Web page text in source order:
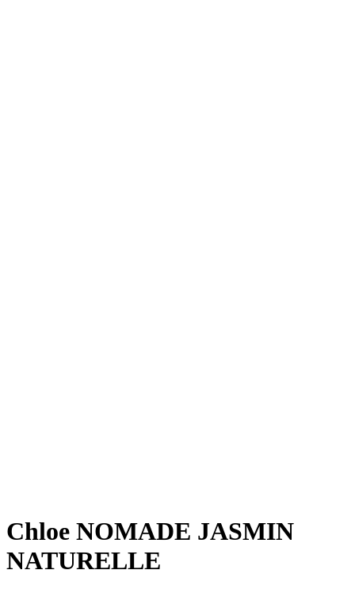
Chloe NOMADE JASMIN
NATURELLE